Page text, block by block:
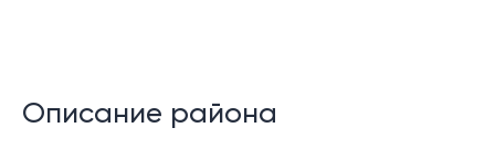
Описание района